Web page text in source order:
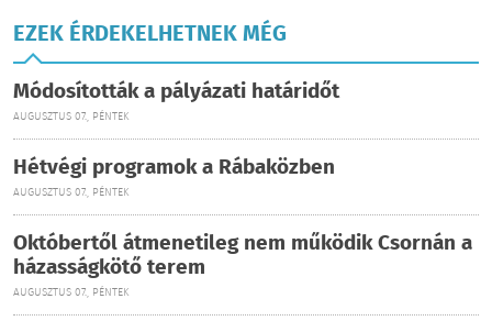
EZEK ÉRDEKELHETNEK MÉG
Módosították a pályázati határidőt
AUGUSZTUS 07., PÉNTEK
Hétvégi programok a Rábaközben
AUGUSZTUS 07., PÉNTEK
Októbertől átmenetileg nem működik Csornán a
házasságkötő terem
AUGUSZTUS 07., PÉNTEK